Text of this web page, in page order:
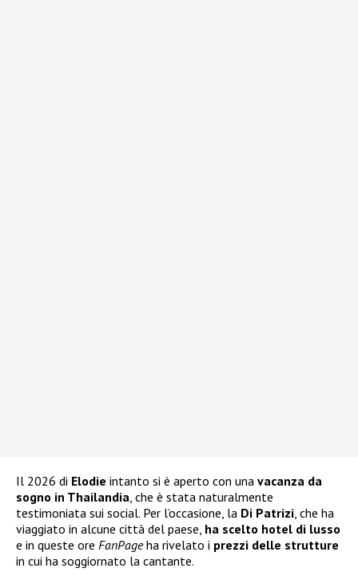
Il 2026 di Elodie intanto si è aperto con una vacanza da
sogno in Thailandia, che è stata naturalmente
testimoniata sui social. Per l’occasione, la Di Patrizi, che ha
viaggiato in alcune città del paese, ha scelto hotel di lusso
e in queste ore FanPageha rivelato i prezzi delle strutture
in cui ha soggiornato la cantante.